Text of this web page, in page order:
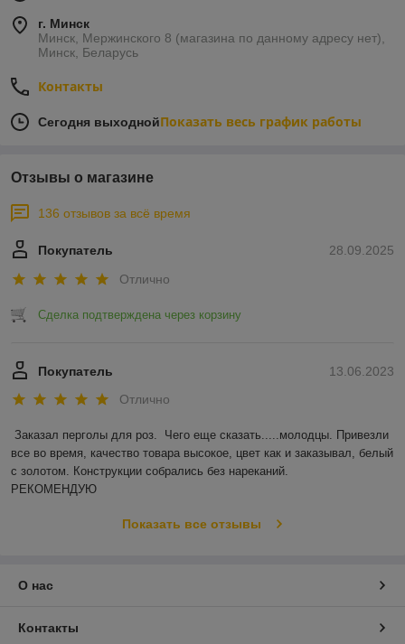
г. Минск
Минск, Мержинского 8 (магазина по данному адресу нет),
Минск, Беларусь
Контакты
Сегодня выходнойПоказать весь график работы
Отзывы о магазине
136 отзывов за всё время
28.09.2025
Покупатель
Отлично
Сделка подтверждена через корзину
13.06.2023
Покупатель
Отлично
Заказал перголы для роз.  Чего еще сказать.....молодцы. Привезли
все во время, качество товара высокое, цвет как и заказывал, белый
с золотом. Конструкции собрались без нареканий.
РЕКОМЕНДУЮ
Показать все отзывы
О нас
Контакты